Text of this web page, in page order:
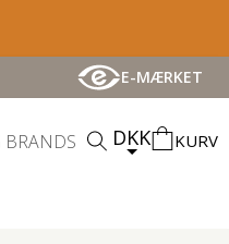
E-MÆRKET
DKK KURV